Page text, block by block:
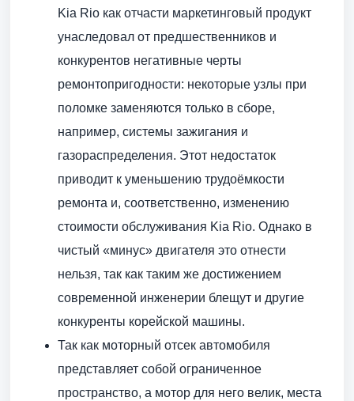
Kia Rio как отчасти маркетинговый продукт
унаследовал от предшественников и
конкурентов негативные черты
ремонтопригодности: некоторые узлы при
поломке заменяются только в сборе,
например, системы зажигания и
газораспределения. Этот недостаток
приводит к уменьшению трудоёмкости
ремонта и, соответственно, изменению
стоимости обслуживания Kia Rio. Однако в
чистый «минус» двигателя это отнести
нельзя, так как таким же достижением
современной инженерии блещут и другие
конкуренты корейской машины.
Так как моторный отсек автомобиля
представляет собой ограниченное
пространство, а мотор для него велик, места